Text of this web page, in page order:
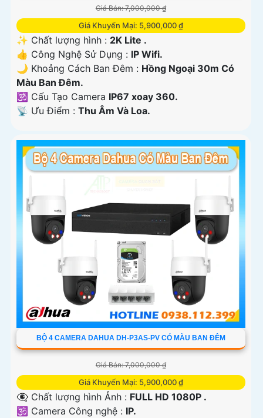
Giá Bán: 7,000,000 ₫
Giá Khuyến Mại: 5,900,000 ₫
✨ Chất lượng hình : 2K Lite .
👍 Công Nghệ Sử Dụng : IP Wifi.
🌙 Khoảng Cách Ban Đêm : Hồng Ngoại 30m Có
Màu Ban Ðêm.
🕉️ Cấu Tạo Camera IP67 xoay 360.
️📡 Ưu Điểm : Thu Âm Và Loa.
BỘ 4 CAMERA DAHUA DH-P3AS-PV CÓ MÀU BAN ĐÊM
Giá Bán: 7,000,000 ₫
Giá Khuyến Mại: 5,900,000 ₫
👁️‍🗨 Chất lượng hình Ảnh : FULL HD 1080P .
🕉️ Camera Công nghệ : IP.